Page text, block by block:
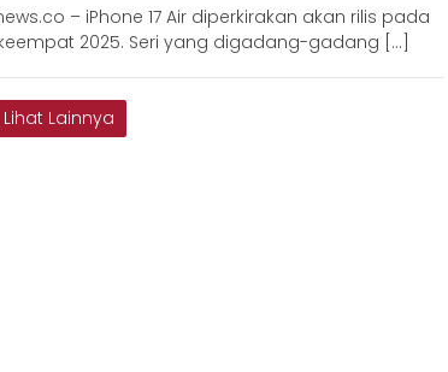
– iPhone 17 Air diperkirakan akan rilis pada
2025. Seri yang digadang-gadang […]
Lihat Lainnya